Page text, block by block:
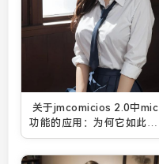
关于jmcomicios 2.0中mic
功能的应用：为何它如此重
要且需要我们去深入了解？